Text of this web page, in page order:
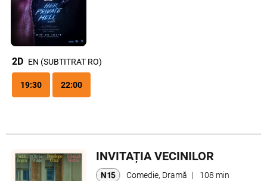
2D EN (SUBTITRAT RO)
19:30 22:00
INVITAȚIA VECINILOR
Comedie, Dramă | 108 min